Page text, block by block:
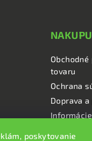
poskytovanie
tovaru
Ochrana
Doprava